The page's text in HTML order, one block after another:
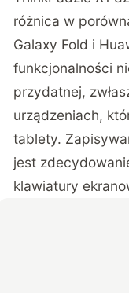
różnica w
Galaxy Fold i
funkcjonalności
przydatnej,
urządzeniach,
tablety.
jest
klawiatury